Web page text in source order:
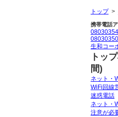
トップ>
携帯電話
生和コー
トッ
間)
ネット・
WiFi回線
迷惑電話
ネット・
注意が必